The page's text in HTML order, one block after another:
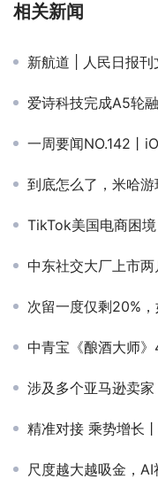
相关新闻
新航道 | 人民日报刊文
爱诗科技完成A5轮融资
一周要闻NO.142丨iOS邮件诈骗专业人士解
到底怎么了，米哈游
TikTok美国电商困境
中东社交大厂上市两
次留一度仅剩20%，如今
中青宝《酿酒大师》4
涉及多个亚马逊卖
精准对接 乘势增长丨
尺度越大越吸金，